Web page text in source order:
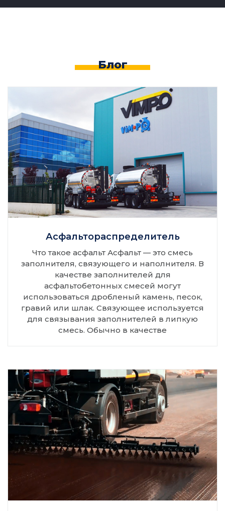
Блог
Асфальтораспределитель
Что такое асфальт Асфальт — это смесь
заполнителя, связующего и наполнителя. В
качестве заполнителей для
асфальтобетонных смесей могут
использоваться дробленый камень, песок,
гравий или шлак. Связующее используется
для связывания заполнителей в липкую
смесь. Обычно в качестве